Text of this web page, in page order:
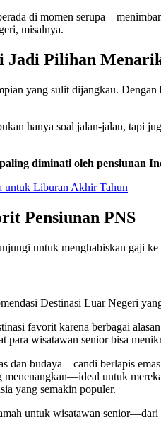
di momen
misalnya.
Pilihan
yang sulit dijangkau. Dengan
hanya soal jalan-jalan, tapi
diminati oleh pensiunan
untuk Liburan Akhir Tahun
Pensiunan PNS
untuk menghabiskan gaji ke
favorit karena berbagai
para wisatawan senior bisa
dan budaya—candi berlapis
menenangkan—ideal untuk
yang semakin populer.
untuk wisatawan